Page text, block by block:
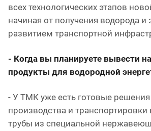
всех технологических этапов
начиная от получения водорода и
развитием транспортной
- Когда вы планируете вывести
продукты для водородной
- У ТМК уже есть готовые решения
производства и транспортировки
трубы из специальной